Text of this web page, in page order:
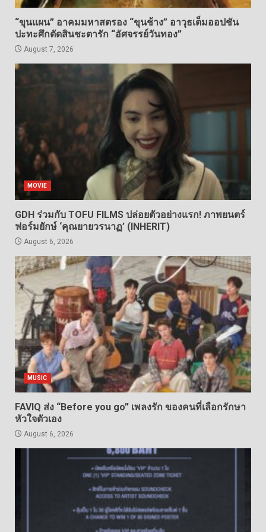
“ขุนแผน” อาคมมหาสตรอง “ขุนช้าง” อาวุธเต็มออปชัน
ปะทะศึกตัดสินชะตารัก “อัศจรรย์วันทอง”
August 7, 2026
MOVIE
GDH ร่วมกับ TOFU FILMS ปล่อยตัวอย่างแรก! ภาพยนตร์
ฟอร์มยักษ์ ‘คุณยายวรนาฏ’ (INHERIT)
August 6, 2026
MUSIC
FAVIQ ส่ง “Before you go” เพลงรัก ของคนที่เลือกรักษา
หัวใจตัวเอง
August 6, 2026